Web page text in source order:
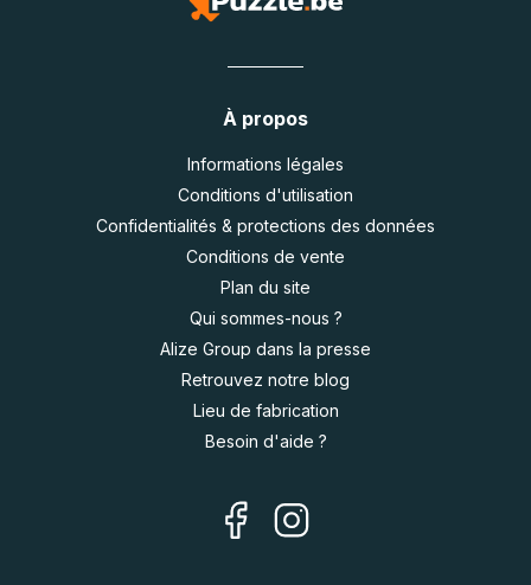
À propos
Informations légales
Conditions d'utilisation
Confidentialités & protections des données
Conditions de vente
Plan du site
Qui sommes-nous ?
Alize Group dans la presse
Retrouvez notre blog
Lieu de fabrication
Besoin d'aide ?